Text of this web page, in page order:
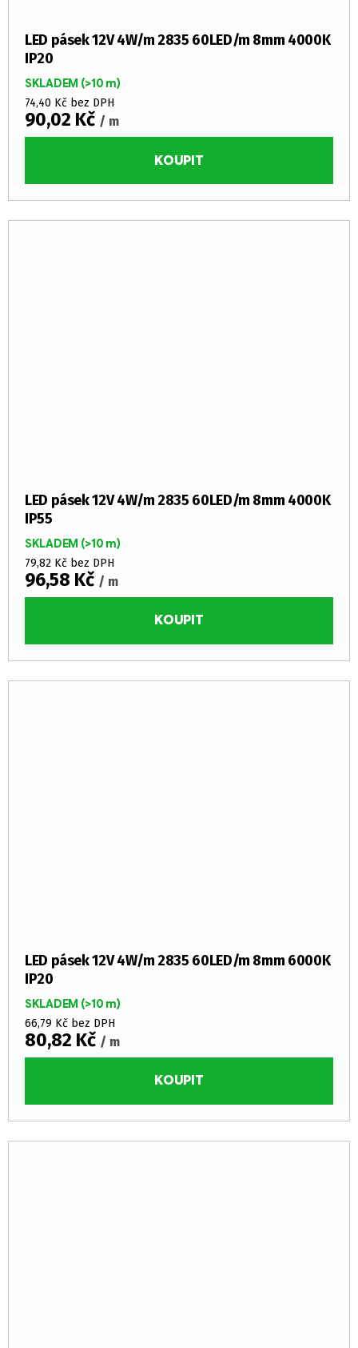
LED pásek 12V 4W/m 2835 60LED/m 8mm 4000K
IP20
SKLADEM (>10 m)
74,40 Kč bez DPH
90,02 Kč / m
KOUPIT
LED pásek 12V 4W/m 2835 60LED/m 8mm 4000K
IP55
SKLADEM (>10 m)
79,82 Kč bez DPH
96,58 Kč / m
KOUPIT
LED pásek 12V 4W/m 2835 60LED/m 8mm 6000K
IP20
SKLADEM (>10 m)
66,79 Kč bez DPH
80,82 Kč / m
KOUPIT